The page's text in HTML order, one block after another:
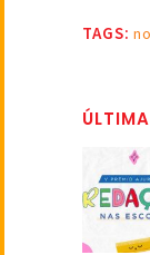
TAGS: